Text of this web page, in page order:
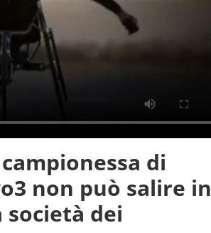
di
non può salire in
dei